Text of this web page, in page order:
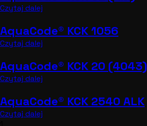
Czytaj dalej
AquaCode® KCK 1056
Czytaj dalej
AquaCode® KCK 20 (4043)
Czytaj dalej
AquaCode® KCK 2540 ALK
Czytaj dalej